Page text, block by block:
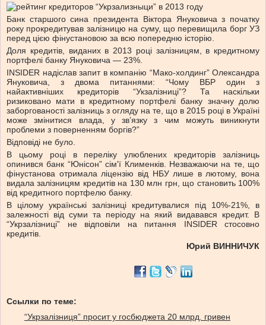
Банк старшого сина президента Віктора Януковича з початку
року прокредитував залізницю на суму, що перевищила борг УЗ
перед цією фінустановою за всю попередню історію.
Доля кредитів, виданих в 2013 році залізницям, в кредитному
портфелі банку Януковича — 23%.
INSIDER надіслав запит в компанію “Мако-холдинг” Олександра
Януковича, з двома питаннями: “Чому ВБР один з
найактивніших кредиторів “Укзалізниці”? Та наскільки
ризиковано мати в кредитному портфелі банку значну долю
заборгованості залізниць з огляду на те, що в 2015 році в Україні
може змінитися влада, у зв’язку з чим можуть виникнути
проблеми з поверненням боргів?”
Відповіді не було.
В цьому році в переліку улюблених кредиторів залізниць
опинився банк “Юнісон” сім'ї Клименків. Незважаючи на те, що
фінустанова отримала ліцензію від НБУ лише в лютому, вона
видала залізницям кредитів на 130 млн грн, що становить 100%
від кредитного портфелю банку.
В цілому українські залізниці кредитувалися під 10%-21%, в
залежності від суми та періоду на який видавався кредит. В
“Укрзалізниці” не відповіли на питання INSIDER стосовно
кредитів.
Юрий ВИННИЧУК
Ссылки по теме:
“Укрзалізниця” просит у госбюджета 20 млрд. гривен